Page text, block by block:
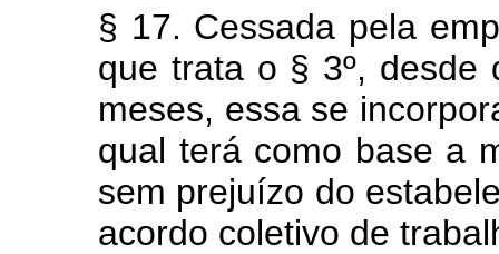
§ 17. Cessada pela
que trata o § 3º, desde
meses, essa se
qual terá como base a
sem prejuízo do
acordo coletivo de